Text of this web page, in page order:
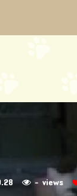
- views